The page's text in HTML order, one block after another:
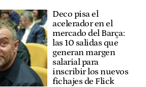
Deco pisa el
acelerador en el
mercado del Barça:
las 10 salidas que
generan margen
salarial para
inscribir los nuevos
fichajes de Flick